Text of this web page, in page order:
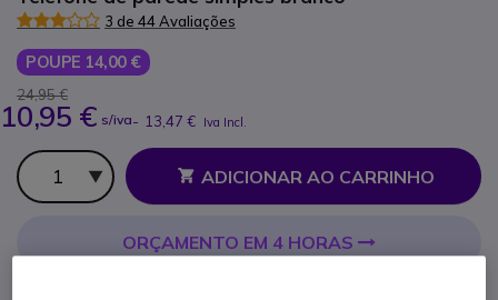
3 de 44 Avaliações
POUPE 14,00 €
24,95 €
10,95 € s/iva- 13,47 € Iva Incl.
Qtd
ADICIONAR AO CARRINHO
ORÇAMENTO EM 4 HORAS